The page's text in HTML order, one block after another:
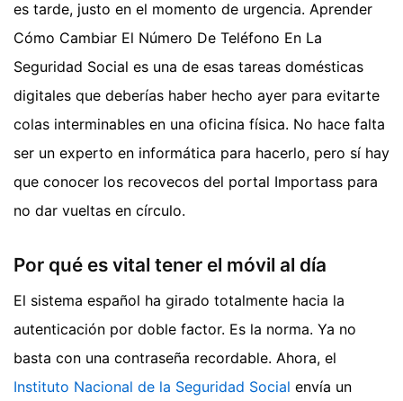
es tarde, justo en el momento de urgencia. Aprender
Cómo Cambiar El Número De Teléfono En La
Seguridad Social es una de esas tareas domésticas
digitales que deberías haber hecho ayer para evitarte
colas interminables en una oficina física. No hace falta
ser un experto en informática para hacerlo, pero sí hay
que conocer los recovecos del portal Importass para
no dar vueltas en círculo.
Por qué es vital tener el móvil al día
El sistema español ha girado totalmente hacia la
autenticación por doble factor. Es la norma. Ya no
basta con una contraseña recordable. Ahora, el
Instituto Nacional de la Seguridad Social envía un